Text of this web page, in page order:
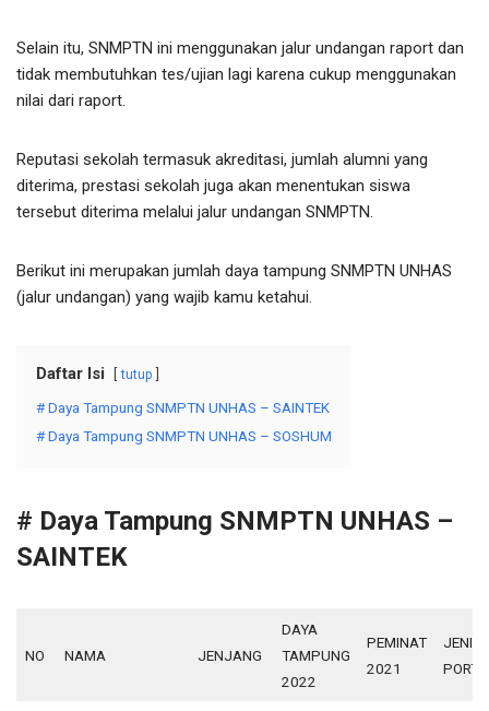
Selain itu, SNMPTN ini menggunakan jalur undangan raport dan
tidak membutuhkan tes/ujian lagi karena cukup menggunakan
nilai dari raport.
Reputasi sekolah termasuk akreditasi, jumlah alumni yang
diterima, prestasi sekolah juga akan menentukan siswa
tersebut diterima melalui jalur undangan SNMPTN.
Berikut ini merupakan jumlah daya tampung SNMPTN UNHAS
(jalur undangan) yang wajib kamu ketahui.
Daftar Isi tutup
# Daya Tampung SNMPTN UNHAS – SAINTEK
# Daya Tampung SNMPTN UNHAS – SOSHUM
# Daya Tampung SNMPTN UNHAS –
SAINTEK
NO NAMA JENJANG
DAYA
TAMPUNG
2022
PEMINAT
2021
JENIS